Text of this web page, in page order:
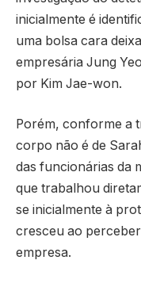
inicialmente é
uma bolsa cara
empresária Jung
por Kim Jae-won.
Porém, conforme a
corpo não é de
das funcionárias da
que trabalhou
se inicialmente à
cresceu ao
empresa.